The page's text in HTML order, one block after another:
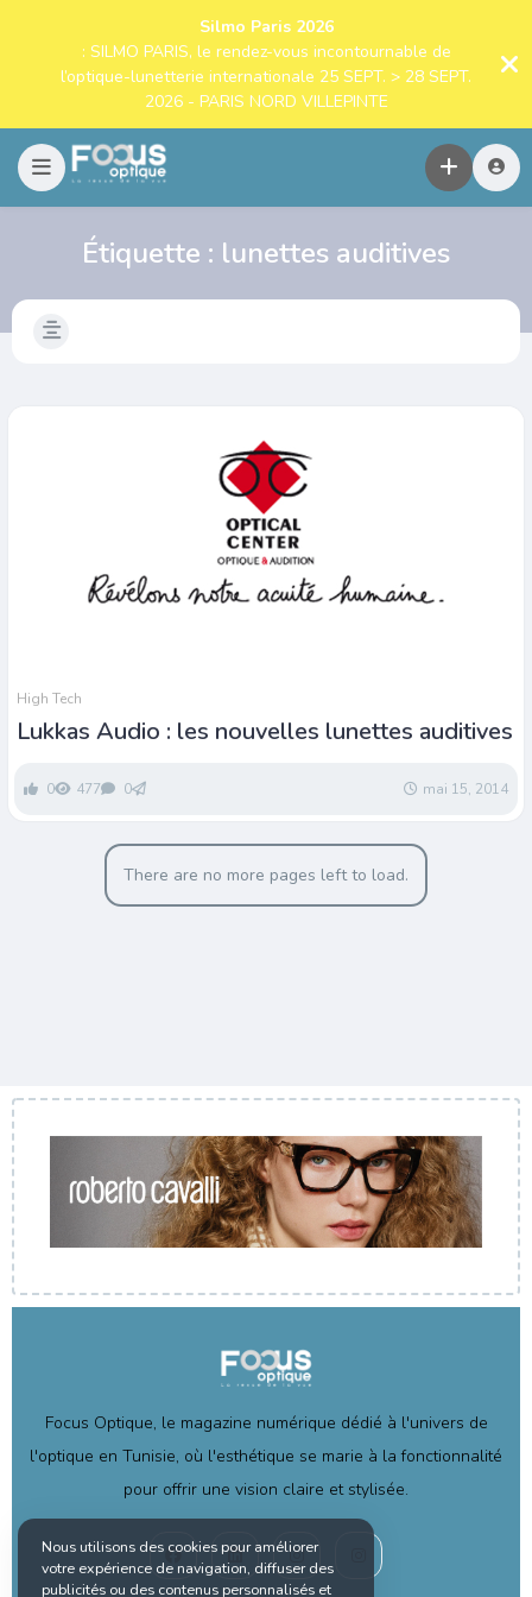
Silmo Paris 2026
: SILMO PARIS, le rendez-vous incontournable de
l’optique-lunetterie internationale 25 SEPT. > 28 SEPT.
2026 - PARIS NORD VILLEPINTE
Étiquette : lunettes auditives
High Tech
Lukkas Audio : les nouvelles lunettes auditives
0 477 0 mai 15, 2014
There are no more pages left to load.
Focus Optique, le magazine numérique dédié à l'univers de
l'optique en Tunisie, où l'esthétique se marie à la fonctionnalité
pour offrir une vision claire et stylisée.
Nous utilisons des cookies pour améliorer
votre expérience de navigation, diffuser des
publicités ou des contenus personnalisés et